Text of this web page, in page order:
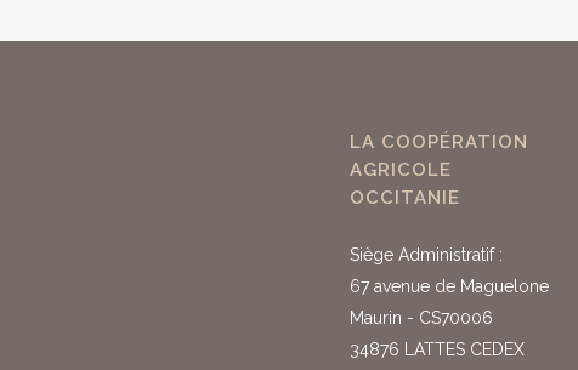
LA COOPÉRATION
AGRICOLE
OCCITANIE
Siège Administratif :
67 avenue de Maguelone
Maurin - CS70006
34876 LATTES CEDEX